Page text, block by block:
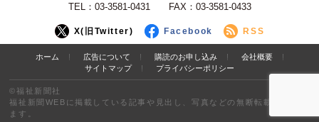
TEL：03-3581-0431 FAX：03-3581-0433
X(旧Twitter) Facebook RSS
ホーム 広告について 購読のお申し込み
会社概要
サイトマップ
プライバシーポリシー
©福祉新聞社
福祉新聞WEBに掲載している記事や見出し、写真などの無断転載を禁止し
ます。